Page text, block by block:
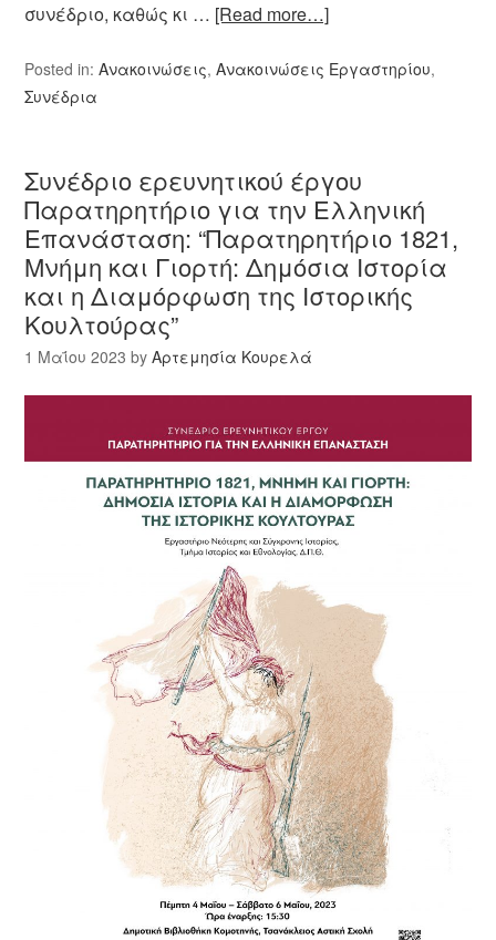
συνέδριο, καθώς κι … [Read more…]
Posted in:Ανακοινώσεις,Ανακοινώσεις Εργαστηρίου,
Συνέδρια
Συνέδριο ερευνητικού έργου
Παρατηρητήριο για την Ελληνική
Επανάσταση: “Παρατηρητήριο 1821,
Μνήμη και Γιορτή: Δημόσια Ιστορία
και η Διαμόρφωση της Ιστορικής
Κουλτούρας”
1 Μαΐου 2023 byΑρτεμησία Κουρελά